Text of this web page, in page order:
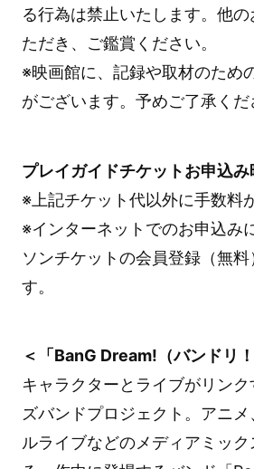
る行為は禁止いたします。他
ただき、ご鑑賞ください。
※映画館に、記録や取材のため
がございます。予めご了承くだ
プレイガイドチケットお申込
※上記チケット代以外に手数料
※インターネットでのお申込み
ソンチケットの会員登録（無料
す。
＜「BanG Dream!（バンドリ
キャラクターとライブがリン
ズバンドプロジェクト。アニ
ルライブなどのメディアミッ